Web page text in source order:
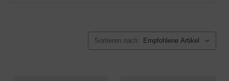
Sortieren nach: